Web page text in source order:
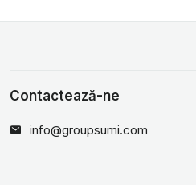
Contactează-ne
info@groupsumi.com